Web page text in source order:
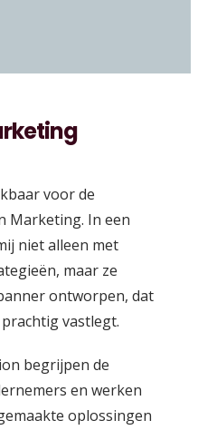
voor de
Marketing. In een
niet alleen met
maar ze
ontworpen, dat
vastlegt.
begrijpen de
en werken
oplossingen